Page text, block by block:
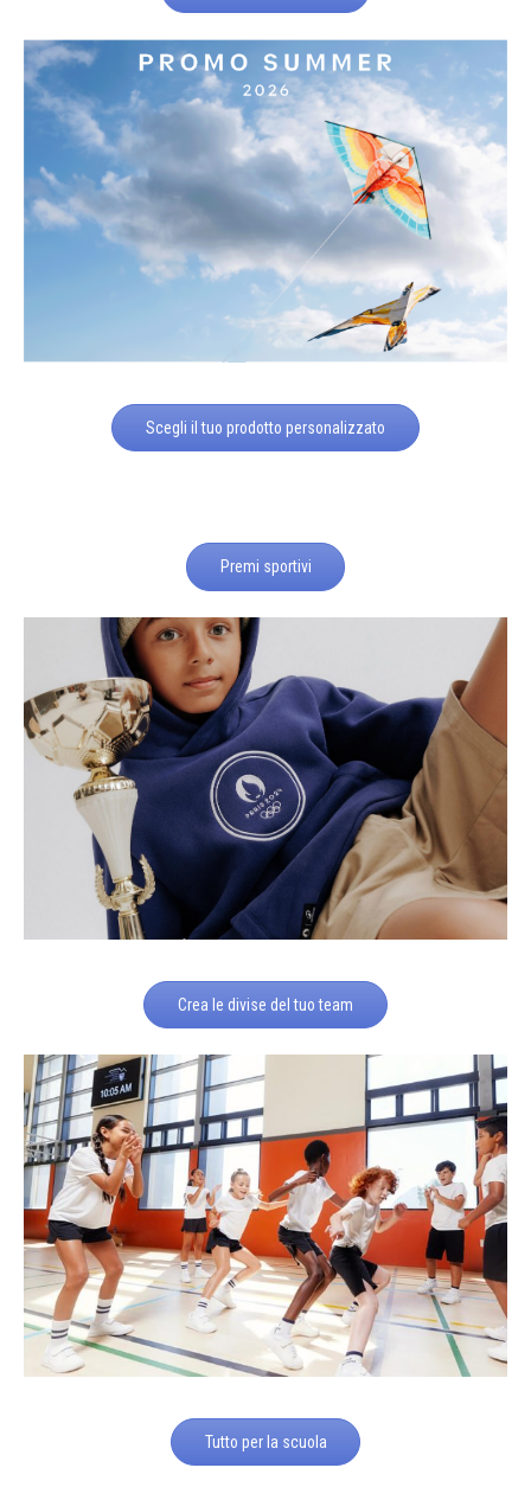
Scegli il tuo prodotto personalizzato
Premi sportivi
Crea le divise del tuo team
Tutto per la scuola